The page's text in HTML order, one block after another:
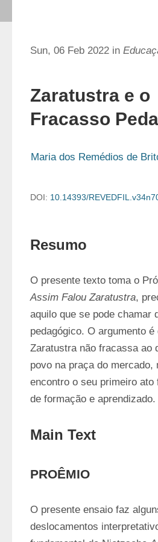
Sun, 06 Feb 2022 in
Zaratustra e o
Fracasso
Maria dos Remédios de
DOI: 10.14393/
Resumo
Assim Falou Zaratustra,
aquilo que se pode chamar
pedagógico. O argumento é
Zaratustra não fracassa ao
povo na praça do mercado,
encontro o seu primeiro ato
de formação e aprendizado.
Main Text
PROÊMIO
O presente ensaio faz
deslocamentos